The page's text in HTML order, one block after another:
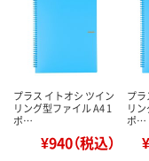
プラス イトオシ ツイン
リング型ファイル A4 1
ポ…
¥940（税込）
プラ
リ
ポ…